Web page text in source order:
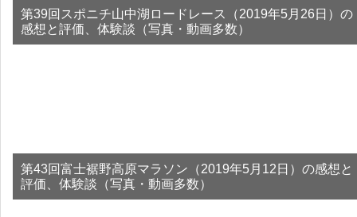
第39回スポニチ山中湖ロードレース（2019年5月26日）の
感想と評価、体験談（写真・動画多数）
第43回富士裾野高原マラソン（2019年5月12日）の感想と
評価、体験談（写真・動画多数）